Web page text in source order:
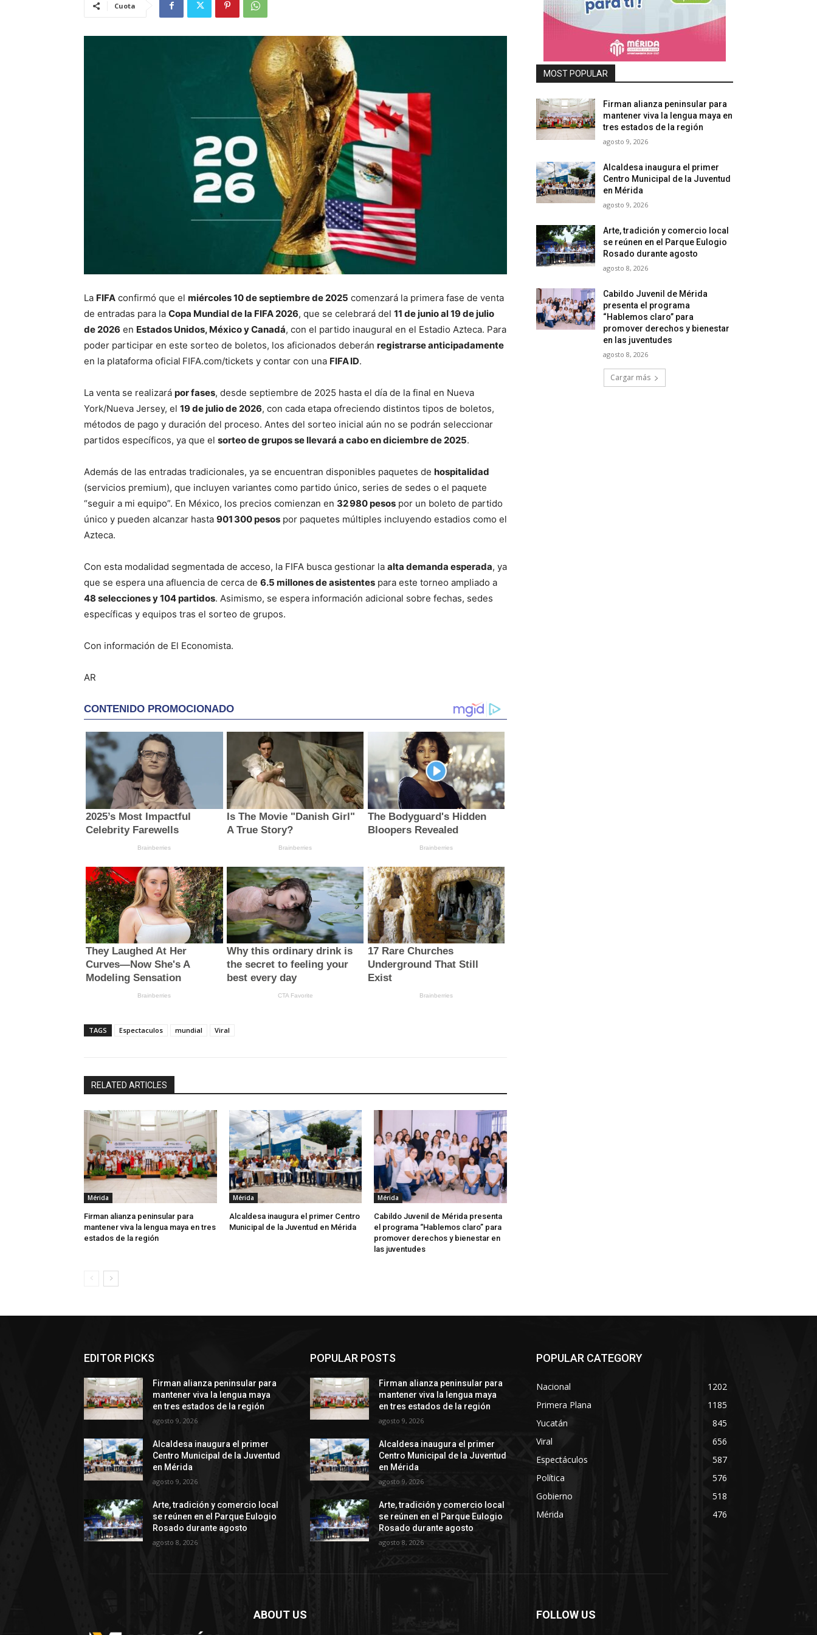
Cuota
La FIFA confirmó que el miércoles 10 de septiembre de 2025 comenzará la primera fase de venta
de entradas para la Copa Mundial de la FIFA 2026, que se celebrará del 11 de junio al 19 de julio
de 2026 en Estados Unidos, México y Canadá, con el partido inaugural en el Estadio Azteca. Para
poder participar en este sorteo de boletos, los aficionados deberán registrarse anticipadamente
en la plataforma oficial FIFA.com/tickets y contar con una FIFA ID.
La venta se realizará por fases, desde septiembre de 2025 hasta el día de la final en Nueva
York/Nueva Jersey, el 19 de julio de 2026, con cada etapa ofreciendo distintos tipos de boletos,
métodos de pago y duración del proceso. Antes del sorteo inicial aún no se podrán seleccionar
partidos específicos, ya que el sorteo de grupos se llevará a cabo en diciembre de 2025.
Además de las entradas tradicionales, ya se encuentran disponibles paquetes de hospitalidad
(servicios premium), que incluyen variantes como partido único, series de sedes o el paquete
“seguir a mi equipo”. En México, los precios comienzan en 32 980 pesos por un boleto de partido
único y pueden alcanzar hasta 901 300 pesos por paquetes múltiples incluyendo estadios como el
Azteca.
Con esta modalidad segmentada de acceso, la FIFA busca gestionar la alta demanda esperada, ya
que se espera una afluencia de cerca de 6.5 millones de asistentes para este torneo ampliado a
48 selecciones y 104 partidos. Asimismo, se espera información adicional sobre fechas, sedes
específicas y equipos tras el sorteo de grupos.
Con información de El Economista.
AR
TAGS Espectaculos mundial Viral
RELATED ARTICLES
Mérida
Firman alianza peninsular para
mantener viva la lengua maya en tres
estados de la región
Mérida
Alcaldesa inaugura el primer Centro
Municipal de la Juventud en Mérida
Mérida
Cabildo Juvenil de Mérida presenta
el programa “Hablemos claro” para
promover derechos y bienestar en
las juventudes
MOST POPULAR
Firman alianza peninsular para
mantener viva la lengua maya en
tres estados de la región
agosto 9, 2026
Alcaldesa inaugura el primer
Centro Municipal de la Juventud
en Mérida
agosto 9, 2026
Arte, tradición y comercio local
se reúnen en el Parque Eulogio
Rosado durante agosto
agosto 8, 2026
Cabildo Juvenil de Mérida
presenta el programa
“Hablemos claro” para
promover derechos y bienestar
en las juventudes
agosto 8, 2026
Cargar más
EDITOR PICKS
Firman alianza peninsular para
mantener viva la lengua maya
en tres estados de la región
agosto 9, 2026
Alcaldesa inaugura el primer
Centro Municipal de la Juventud
en Mérida
agosto 9, 2026
Arte, tradición y comercio local
se reúnen en el Parque Eulogio
Rosado durante agosto
agosto 8, 2026
POPULAR POSTS
Firman alianza peninsular para
mantener viva la lengua maya
en tres estados de la región
agosto 9, 2026
Alcaldesa inaugura el primer
Centro Municipal de la Juventud
en Mérida
agosto 9, 2026
Arte, tradición y comercio local
se reúnen en el Parque Eulogio
Rosado durante agosto
agosto 8, 2026
POPULAR CATEGORY
Nacional
1202
Primera Plana
1185
Yucatán
845
Viral
656
Espectáculos
587
Política
576
Gobierno
518
Mérida
476
ABOUT US FOLLOW US